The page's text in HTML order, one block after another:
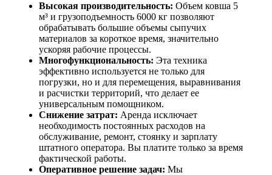
Высокая производительность: Объем ковша 5
м³ и грузоподъемность 6000 кг позволяют
обрабатывать большие объемы сыпучих
материалов за короткое время, значительно
ускоряя рабочие процессы.
Многофункциональность: Эта техника
эффективно используется не только для
погрузки, но и для перемещения, выравнивания
и расчистки территорий, что делает ее
универсальным помощником.
Снижение затрат: Аренда исключает
необходимость постоянных расходов на
обслуживание, ремонт, стоянку и зарплату
штатного оператора. Вы платите только за время
фактической работы.
Оперативное решение задач: Мы